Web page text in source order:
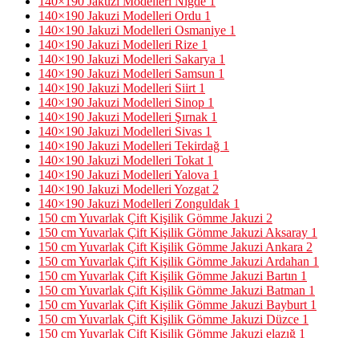
140×190 Jakuzi Modelleri Ordu 1
140×190 Jakuzi Modelleri Osmaniye 1
140×190 Jakuzi Modelleri Rize 1
140×190 Jakuzi Modelleri Sakarya 1
140×190 Jakuzi Modelleri Samsun 1
140×190 Jakuzi Modelleri Siirt 1
140×190 Jakuzi Modelleri Sinop 1
140×190 Jakuzi Modelleri Şırnak 1
140×190 Jakuzi Modelleri Sivas 1
140×190 Jakuzi Modelleri Tekirdağ 1
140×190 Jakuzi Modelleri Tokat 1
140×190 Jakuzi Modelleri Yalova 1
140×190 Jakuzi Modelleri Yozgat 2
140×190 Jakuzi Modelleri Zonguldak 1
150 cm Yuvarlak Çift Kişilik Gömme Jakuzi 2
150 cm Yuvarlak Çift Kişilik Gömme Jakuzi Aksaray 1
150 cm Yuvarlak Çift Kişilik Gömme Jakuzi Ankara 2
150 cm Yuvarlak Çift Kişilik Gömme Jakuzi Ardahan 1
150 cm Yuvarlak Çift Kişilik Gömme Jakuzi Bartın 1
150 cm Yuvarlak Çift Kişilik Gömme Jakuzi Batman 1
150 cm Yuvarlak Çift Kişilik Gömme Jakuzi Bayburt 1
150 cm Yuvarlak Çift Kişilik Gömme Jakuzi Düzce 1
150 cm Yuvarlak Çift Kişilik Gömme Jakuzi elazığ 1